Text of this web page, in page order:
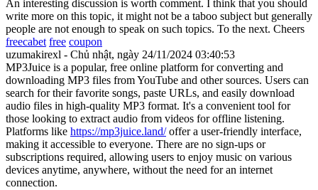
An interesting discussion is worth comment. I think that you should
write more on this topic, it might not be a taboo subject but generally
people are not enough to speak on such topics. To the next. Cheers
freecabet free coupon
uzumakirexl - Chủ nhật, ngày 24/11/2024 03:40:53
MP3Juice is a popular, free online platform for converting and
downloading MP3 files from YouTube and other sources. Users can
search for their favorite songs, paste URLs, and easily download
audio files in high-quality MP3 format. It's a convenient tool for
those looking to extract audio from videos for offline listening.
Platforms like https://mp3juice.land/offer a user-friendly interface,
making it accessible to everyone. There are no sign-ups or
subscriptions required, allowing users to enjoy music on various
devices anytime, anywhere, without the need for an internet
connection.